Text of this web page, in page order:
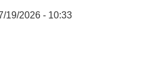
19/2026 - 10:33